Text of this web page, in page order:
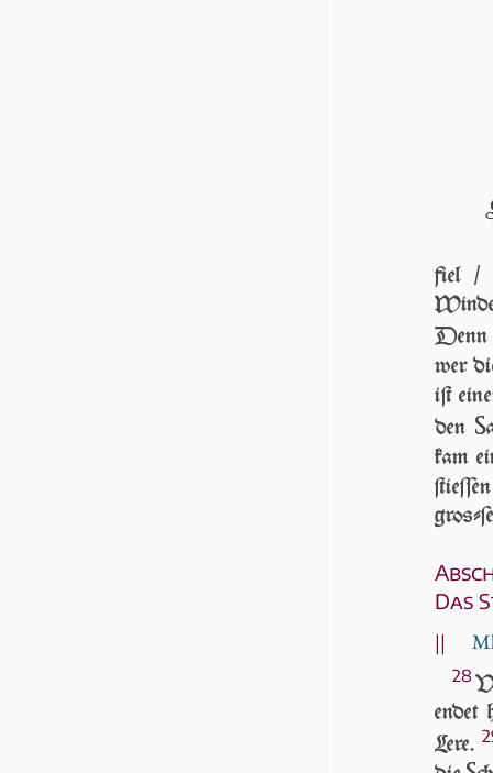
fiel /
Denn
wer
iſt
den S
kam
Das
||
28
en­det
Lere.